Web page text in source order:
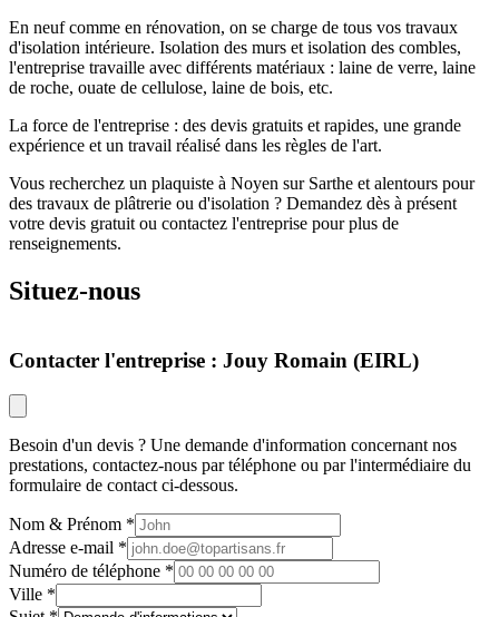
En neuf comme en rénovation, on se charge de tous vos travaux
d'isolation intérieure. Isolation des murs et isolation des combles,
l'entreprise travaille avec différents matériaux : laine de verre, laine
de roche, ouate de cellulose, laine de bois, etc.
La force de l'entreprise : des devis gratuits et rapides, une grande
expérience et un travail réalisé dans les règles de l'art.
Vous recherchez un plaquiste à Noyen sur Sarthe et alentours pour
des travaux de plâtrerie ou d'isolation ? Demandez dès à présent
votre devis gratuit ou contactez l'entreprise pour plus de
renseignements.
Situez-nous
Contacter l'entreprise : Jouy Romain (EIRL)
Besoin d'un devis ? Une demande d'information concernant nos
prestations, contactez-nous par téléphone ou par l'intermédiaire du
formulaire de contact ci-dessous.
Nom & Prénom
Adresse e-mail
Numéro de téléphone
Ville